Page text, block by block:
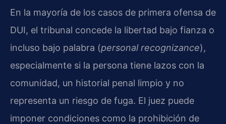
En la mayoría de los casos de primera ofensa de
DUI, el tribunal concede la libertad bajo fianza o
incluso bajo palabra (personal recognizance),
especialmente si la persona tiene lazos con la
comunidad, un historial penal limpio y no
representa un riesgo de fuga. El juez puede
imponer condiciones como la prohibición de